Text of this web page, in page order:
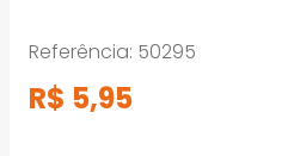
Referência: 50295
R$ 5,95